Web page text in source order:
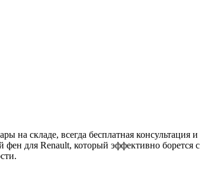
на складе, всегда бесплатная консультация и
для Renault, который эффективно борется с